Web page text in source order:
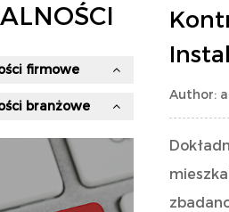
firmowe
branżowe
Author: